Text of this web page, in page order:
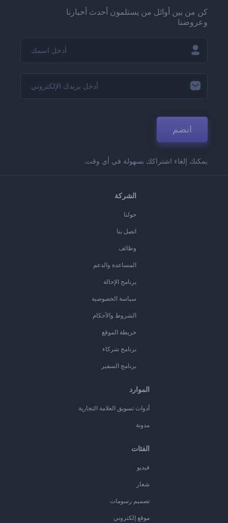
كن من بين أوائل من يستلمون أحدث أخبارنا
وعروضنا
انضم
يمكنك إلغاء اشتراكك بسهولة في أي وقت.
الشركة
حولنا
اتصل بنا
وظائف
المساعدة والدعم
برنامج الإحالة
سياسة الخصوصية
الشروط والأحكام
خريطة الموقع
برنامج شركاء
برنامج السفير
الموارد
أدوات تسويق العلامة التجارية
مدونة
الفئات
فيديو
شعار
تصميم رسومات
موقع إلكتروني